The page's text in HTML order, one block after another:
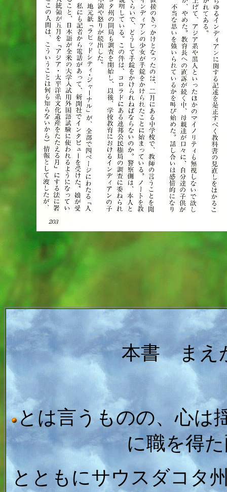
本書 まえ
とは言うものの、心は
に職を得
とともにサウスダコタ